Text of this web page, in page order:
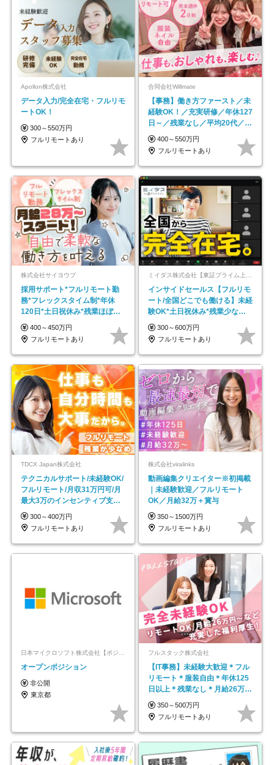
Apollon株式会社
データ入力/完全在宅・フルリモ
ートOK！
300～550万円
フルリモートあり
合同会社Willmate
【事務】働き方ファースト／未
経験OK！／充実研修／年休127
日～／残業なし／平均20代／リ
モートOK
400～550万円
フルリモートあり
株式会社サイヨウブ
採用サポート*フルリモート勤
務*フレックスタイム制*年休
120日*土日祝休み*残業ほぼな
し*育児中社員8割以上
400～450万円
フルリモートあり
ミイダス株式会社【東証プライム上場パーソルグループ】
インサイドセールス【フルリモ
ート/全国どこでも働ける】未経
験OK*土日祝休み*残業少なめ*
在宅勤務手当あり
300～600万円
フルリモートあり
TDCX Japan株式会社
テクニカルサポート/未経験OK/
フルリモート/月収31万円可/月
最大3万のインセンティブ支給/
平均年齢33歳
300～400万円
フルリモートあり
株式会社viralinks
動画編集クリエイター※初掲載
｜未経験歓迎／フルリモート
OK／月給32万＋賞与
350～1500万円
フルリモートあり
日本マイクロソフト株式会社【ポジションマッチ登録】
オープンポジション
非公開
東京都
フルスタック株式会社
【IT事務】未経験大歓迎＊フル
リモート＊服装自由＊年休125
日以上＊残業なし＊月給26万円
以上
350～500万円
フルリモートあり